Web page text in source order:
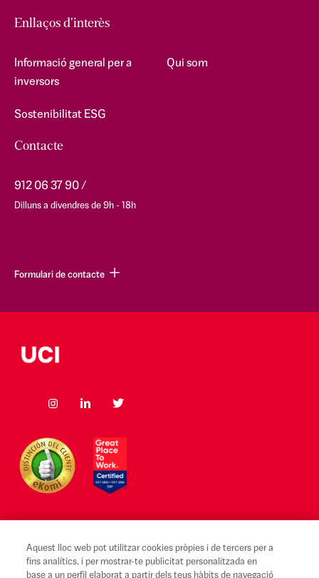
Enllaços d'interès
Informació general per a
inversors
Qui som
Sostenibilitat ESG
Contacte
912 06 37 90
Dilluns a divendres de 9h - 18h
Formulari de contacte
Avís legal i Condicions d'ús
Aquest lloc web pot utilitzar cookies pròpies i de tercers per a
fins analítics, i per mostrar-te publicitat personalitzada en
base a un perfil elaborat a partir dels teus hàbits de navegació